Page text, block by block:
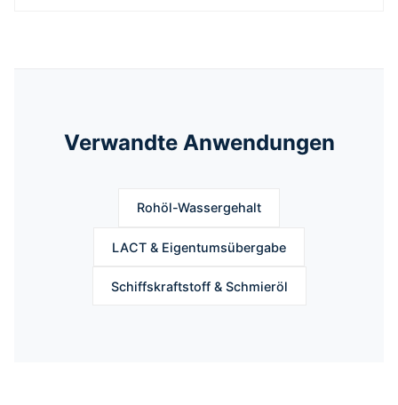
Verwandte Anwendungen
Rohöl-Wassergehalt
LACT & Eigentumsübergabe
Schiffskraftstoff & Schmieröl